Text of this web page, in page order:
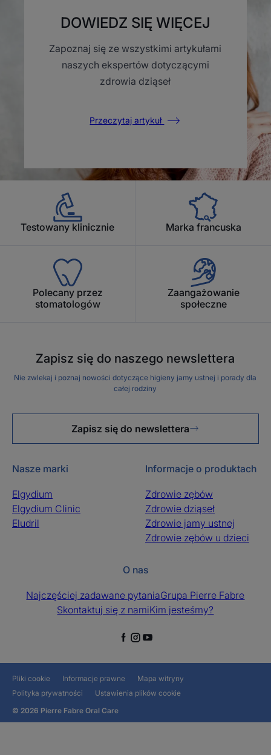
DOWIEDZ SIĘ WIĘCEJ
Zapoznaj się ze wszystkimi artykułami
naszych ekspertów dotyczącymi
zdrowia dziąseł
Przeczytaj artykuł
Testowany klinicznie Marka francuska
Polecany przez
stomatologów
Zaangażowanie
społeczne
Zapisz się do naszego newslettera
Nie zwlekaj i poznaj nowości dotyczące higieny jamy ustnej i porady dla
całej rodziny
Zapisz się do newslettera
Nasze marki
Elgydium
Elgydium Clinic
Eludril
Informacje o produktach
Zdrowie zębów
Zdrowie dziąseł
Zdrowie jamy ustnej
Zdrowie zębów u dzieci
O nas
Najczęściej zadawane pytaniaGrupa Pierre Fabre
Skontaktuj się z namiKim jesteśmy?
Pliki cookie Informacje prawne
Mapa witryny
Polityka prywatności
Ustawienia plików cookie
© 2026 Pierre Fabre Oral Care